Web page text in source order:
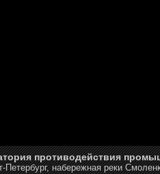
противодействия
Петербург, набережная реки